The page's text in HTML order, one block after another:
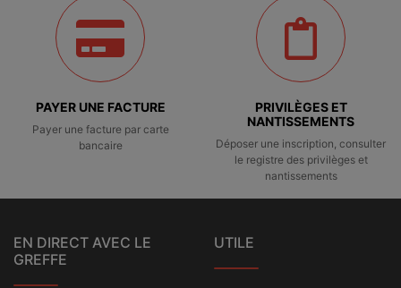
PAYER UNE FACTURE
Payer une facture par carte
bancaire
PRIVILÈGES ET
NANTISSEMENTS
Déposer une inscription, consulter
le registre des privilèges et
nantissements
EN DIRECT AVEC LE
GREFFE
UTILE